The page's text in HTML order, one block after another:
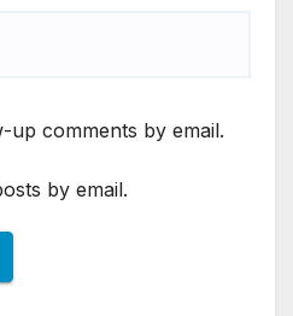
comments by email.
by email.